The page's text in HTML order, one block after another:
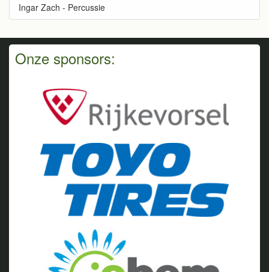
Ingar Zach - Percussie
Onze sponsors: